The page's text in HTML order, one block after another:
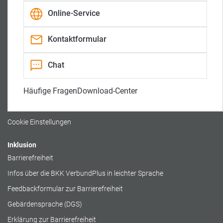
Online-Service
Kontaktformular
Chat
Häufige FragenDownload-Center
K
a
-
u
f
r
t
K
n
a
Gesundheitstelefon:
(nur bei medizinischen Fragen)
0800 / 140 554 105 090
Rechtliches
Datenschutz
Cookie Einstellungen
Inklusion
Barrierefreiheit
Infos über die BKK VerbundPlus in leichter Sprache
Feedbackformular zur Barrierefreiheit
Gebärdensprache (DGS)
Erklärung zur Barrierefreiheit